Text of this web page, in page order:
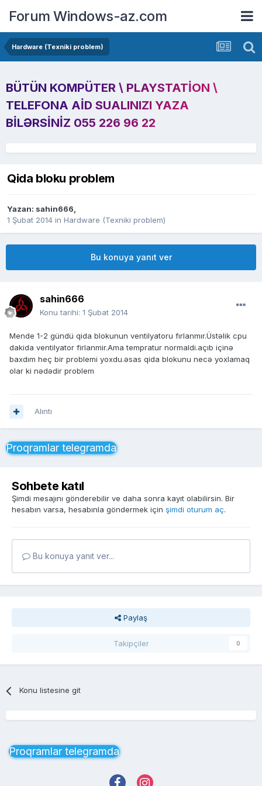
Forum Windows-az.com
Hardware (Texniki problem)
BÜTÜN KOMPÜTER \ PLAYSTATION \
TELEFONA AID SUALINIZI YAZA
BILƏRSINIZ 055 226 96 22
Qida bloku problem
Yazan: sahin666,
1 Şubat 2014 in Hardware (Texniki problem)
Bu konuya yanıt ver
sahin666
Konu tarihi: 1 Şubat 2014
Mende 1-2 gündü qida blokunun ventilyatoru fırlanmır.Üstəlik cpu
dakida ventilyator firlanmir.Ama tempratur normaldi.açıb içinə
baxdım heç bir problemi yoxdu.əsas qida blokunu necə yoxlamaq
olar ki nədədir problem
Alıntı
Proqramlar telegramda
Sohbete katıl
Şimdi mesajını gönderebilir ve daha sonra kayıt olabilirsin. Bir
hesabın varsa, hesabınla göndermek için şimdi oturum aç.
Bu konuya yanıt ver...
Paylaş
Takipçiler 0
Konu listesine git
Proqramlar telegramda